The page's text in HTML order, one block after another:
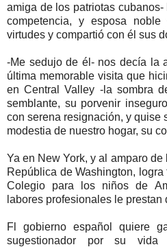
amiga de los patriotas
competencia, y esposa
virtudes y compartió con él sus
-Me sedujo de él- nos decía la
última memorable visita que
en Central Valley -la sombra
semblante, su porvenir
con serena resignación, y quise
modestia de nuestro hogar, su
Ya en New York, y al amparo
República de Washington,
Colegio para los niños de
labores profesionales le
Fl gobierno español quiere
sugestionador por su